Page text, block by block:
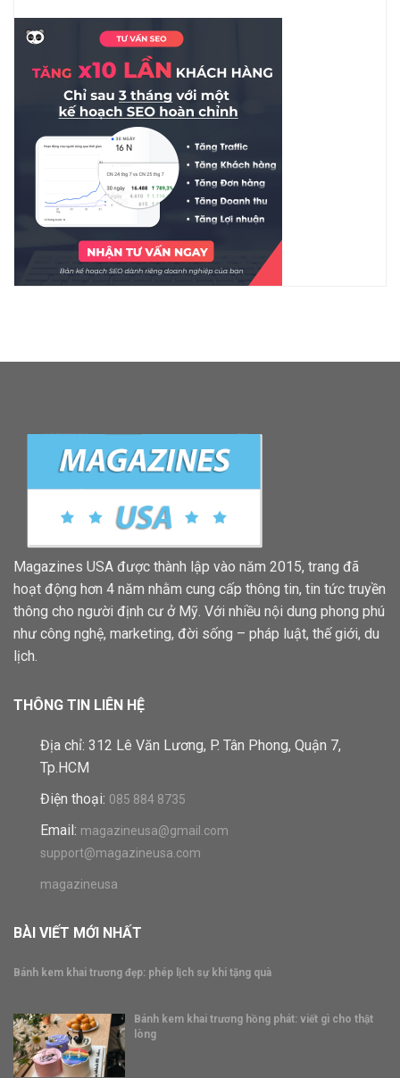
Magazines USA được thành lập vào năm 2015, trang đã
hoạt động hơn 4 năm nhằm cung cấp thông tin, tin tức truyền
thông cho người định cư ở Mỹ. Với nhiều nội dung phong phú
như công nghệ, marketing, đời sống – pháp luật, thế giới, du
lịch.
THÔNG TIN LIÊN HỆ
Địa chỉ: 312 Lê Văn Lương, P. Tân Phong, Quận 7,
Tp.HCM
Điện thoại: 085 884 8735
Email: magazineusa@gmail.com
support@magazineusa.com
magazineusa
BÀI VIẾT MỚI NHẤT
Bánh kem khai trương đẹp: phép lịch sự khi tặng quà
Bánh kem khai trương hồng phát: viết gì cho thật
lòng